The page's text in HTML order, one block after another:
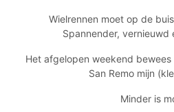
Wielrennen moet op de
Spannender, vernieuwd
Het afgelopen weekend
San Remo mijn
Minder is